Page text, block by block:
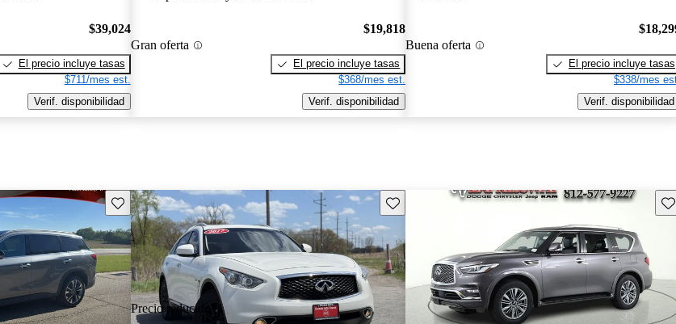
$39,024
El precio incluye tasas
$711/mes est.
Verif. disponibilidad
Gran oferta
$19,818
El precio incluye tasas
$368/mes est.
Verif. disponibilidad
Buena oferta
El precio incluye tasas
$338/mes
Verif. disponibilidad
Guarda este Aviso
Precio reducido
Guarda este Aviso